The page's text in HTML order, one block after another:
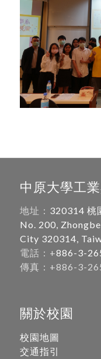
中原大學工
地址： 320314 桃
No. 200,
City 320314,
電話：+886-3-
傳真：+886-3-
關於校園
校園地圖
交通指引